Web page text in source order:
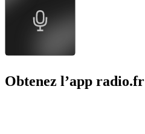
Obtenez l’app